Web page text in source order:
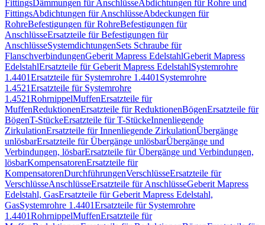
FittingsDämmungen für AnschlüsseAbdichtungen für Rohre und
FittingsAbdichtungen für AnschlüsseAbdeckungen für
RohreBefestigungen für RohreBefestigungen für
AnschlüsseErsatzteile für Befestigungen für
AnschlüsseSystemdichtungenSets Schraube für
FlanschverbindungenGeberit Mapress EdelstahlGeberit Mapress
EdelstahlErsatzteile für Geberit Mapress EdelstahlSystemrohre
1.4401Ersatzteile für Systemrohre 1.4401 Systemrohre
1.4521Ersatzteile für Systemrohre
1.4521RohrnippelMuffenErsatzteile für
MuffenReduktionenErsatzteile für ReduktionenBögenErsatzteile für
BögenT-StückeErsatzteile für T-StückeInnenliegende
ZirkulationErsatzteile für Innenliegende ZirkulationÜbergänge
unlösbarErsatzteile für Übergänge unlösbarÜbergänge und
Verbindungen, lösbarErsatzteile für Übergänge und Verbindungen,
lösbarKompensatorenErsatzteile für
KompensatorenDurchführungenVerschlüsseErsatzteile für
VerschlüsseAnschlüsseErsatzteile für AnschlüsseGeberit Mapress
Edelstahl, GasErsatzteile für Geberit Mapress Edelstahl,
GasSystemrohre 1.4401Ersatzteile für Systemrohre
1.4401RohrnippelMuffenErsatzteile für